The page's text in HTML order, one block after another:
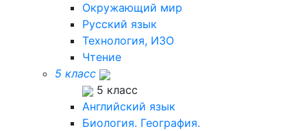
Окружающий мир
Русский язык
Технология, ИЗО
Чтение
5 класс
5 класс
Английский язык
Биология. География.